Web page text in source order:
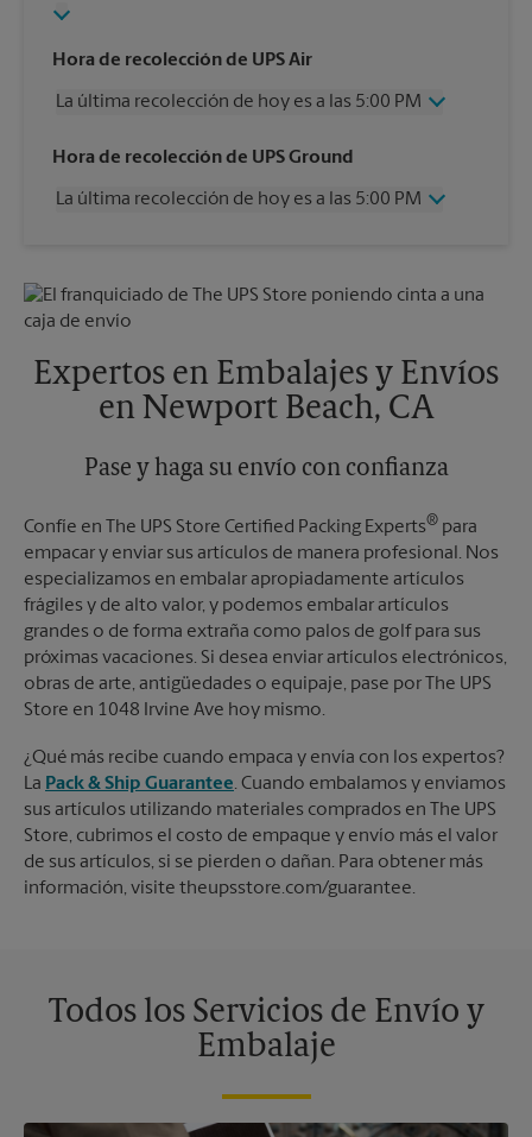
Hora de recolección de UPS Air
La última recolección de hoy es a las 5:00 PM
Miércoles
5:00 PM
Viernes
5:00 PM
Martes
Hora de recolección de UPS Ground
La última recolección de hoy es a las 5:00 PM
Viernes
5:00 PM
Sábado
Lunes
5:00 PM
Martes
5:00 PM
Expertos en Embalajes y Envíos
en Newport Beach, CA
Pase y haga su envío con confianza
Confíe en The UPS Store Certified Packing Experts® para
empacar y enviar sus artículos de manera profesional. Nos
especializamos en embalar apropiadamente artículos
frágiles y de alto valor, y podemos embalar artículos
grandes o de forma extraña como palos de golf para sus
próximas vacaciones. Si desea enviar artículos electrónicos,
obras de arte, antigüedades o equipaje, pase por The UPS
Store en 1048 Irvine Ave hoy mismo.
¿Qué más recibe cuando empaca y envía con los expertos?
La Pack & Ship Guarantee. Cuando embalamos y enviamos
sus artículos utilizando materiales comprados en The UPS
Store, cubrimos el costo de empaque y envío más el valor
de sus artículos, si se pierden o dañan. Para obtener más
información, visite theupsstore.com/guarantee.
Todos los Servicios de Envío y
Embalaje